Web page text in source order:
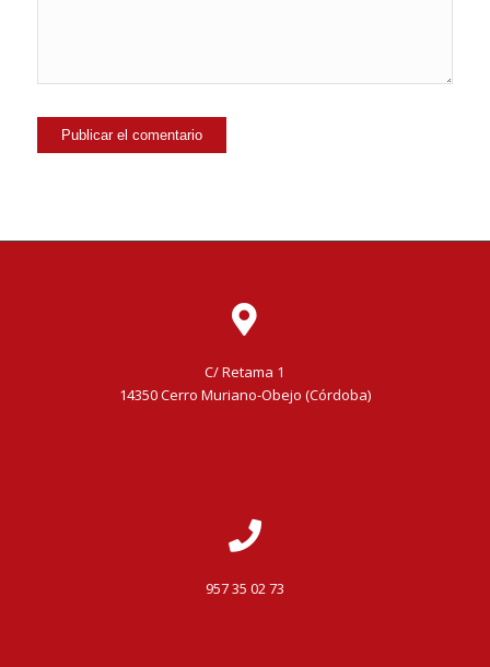
C/ Retama 1
14350 Cerro Muriano-Obejo (Córdoba)
957 35 02 73